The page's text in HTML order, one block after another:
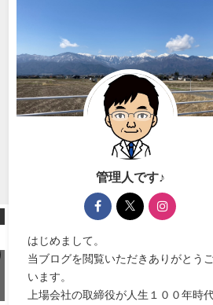
アフィリエイト
【非常用トイレ】 「スーパー
セール」「楽天1位」「半永久保
存 防災士監修」簡易トイレ 非常
【
無
管理人です♪
はじめまして。
当ブログを閲覧いただきありがとう
います。
上場会社の取締役が人生１００年時代